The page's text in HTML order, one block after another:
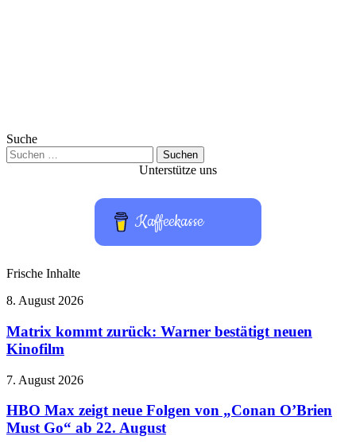
Suche
Suchen
nach:
Unterstütze uns
Kaffeekasse
Frische Inhalte
Matrix
zurück:
Warner
bestätigt
Kinofilm
8. August 2026
Matrix kommt zurück: Warner bestätigt neuen
Kinofilm
HBO
zeigt
neue
Folgen
7. August 2026
HBO Max zeigt neue Folgen von „Conan O’Brien
Must Go“ ab 22. August